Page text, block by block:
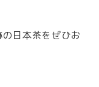
日本茶をぜひお